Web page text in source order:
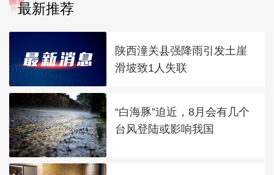
最新推荐
陕西潼关县强降雨引发土崖
滑坡致1人失联
“白海豚”迫近，8月会有几个
台风登陆或影响我国